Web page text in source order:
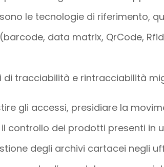
le tecnologie di riferimento,
data matrix, QrCode,
di tracciabilità e rintracciabilità
gli accessi, presidiare la
controllo dei prodotti presenti in
degli archivi cartacei negli